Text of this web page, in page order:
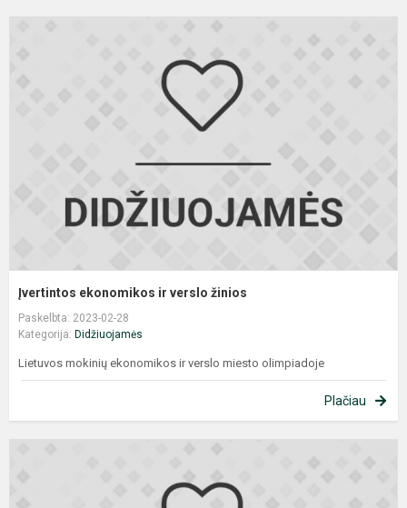
Įvertintos ekonomikos ir verslo žinios
Paskelbta: 2023-02-28
Kategorija: Didžiuojamės
Lietuvos mokinių ekonomikos ir verslo miesto olimpiadoje
Plačiau